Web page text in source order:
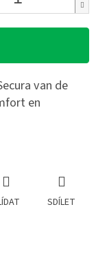
van de
en
SDÍLET